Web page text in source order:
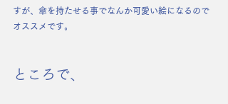
すが、傘を持たせる事でなんか可愛い絵になるので
オススメです。
ところで、